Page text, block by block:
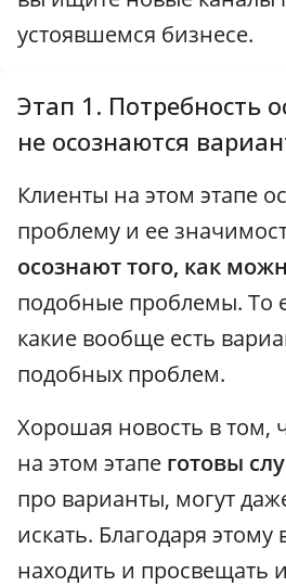
устоявшемся бизнесе.
Этап 1. Потребность
не осознаются
Клиенты на этом этапе
проблему и ее
осознают того, как
подобные проблемы. То
какие вообще есть
подобных проблем.
Хорошая новость в том,
на этом этапе готовы
про варианты, могут
искать. Благодаря
находить и просвещать